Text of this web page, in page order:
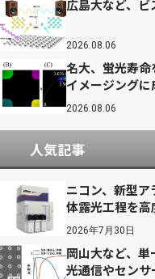
広島大など、
2026.08.06
名大、蛍光寿
イメージングに
2026.08.06
人気記事
ニコン、新型
体露光工程を高
2026年7月30日
岡山大など、
光通信やセン